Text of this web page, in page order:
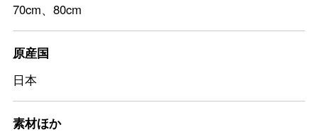
70cm、80cm
原産国
日本
素材ほか